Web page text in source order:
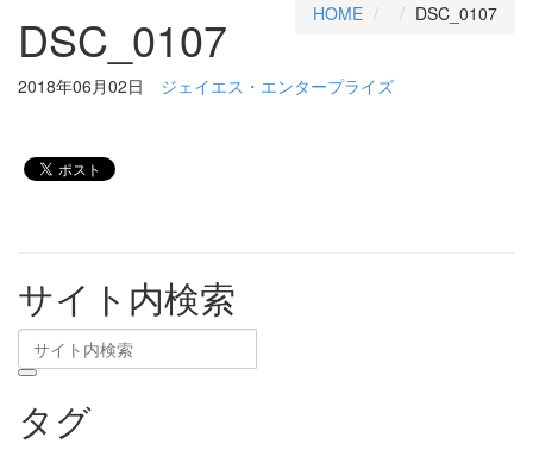
DSC_0107 HOME DSC_0107
2018年06月02日 ジェイエス・エンタープライズ
サイト内検索
タグ